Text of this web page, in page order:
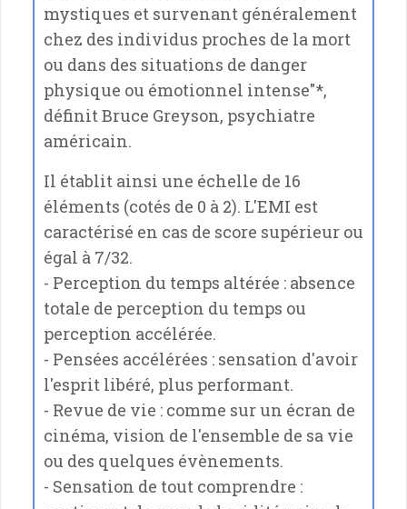
mystiques et survenant généralement
chez des individus proches de la mort
ou dans des situations de danger
physique ou émotionnel intense"*,
définit Bruce Greyson, psychiatre
américain.
Il établit ainsi une échelle de 16
éléments (cotés de 0 à 2). L'EMI est
caractérisé en cas de score supérieur ou
égal à 7/32.
- Perception du temps altérée : absence
totale de perception du temps ou
perception accélérée.
- Pensées accélérées : sensation d'avoir
l'esprit libéré, plus performant.
- Revue de vie : comme sur un écran de
cinéma, vision de l'ensemble de sa vie
ou des quelques évènements.
- Sensation de tout comprendre :